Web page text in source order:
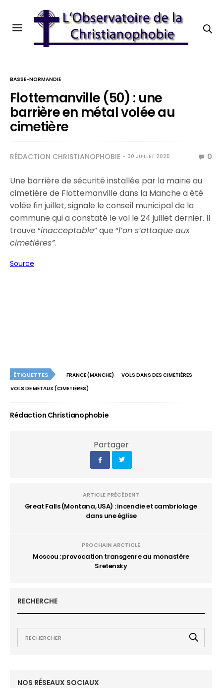
BASSE-NORMANDIE
Flottemanville (50) : une
barrière en métal volée au
cimetière
RÉDACTION CHRISTIANOPHOBIE 30 JUILLET 2025 0
Une barrière de sécurité installée par la mairie au
cimetière de Flottemanville dans la Manche a été
volée fin juillet, signale le conseil municipal de la
commune qui a constaté le vol le 24 juillet dernier. Il
trouve “inacceptable” que “l’on s’attaque aux
cimetières”.
Source
ÉTIQUETTES FRANCE (MANCHE)
VOLS DANS DES CIMETIÈRES
VOLS DE MÉTAUX (CIMETIÈRES)
Rédaction Christianophobie
Partager
ARTICLE PRÉCÉDENT
Great Falls (Montana, USA) : incendie et cambriolage
dans une église
PROCHAIN ARCTICLE
Moscou : provocation transgenre au monastère
Sretensky
RECHERCHE
NOS RÉSEAUX SOCIAUX